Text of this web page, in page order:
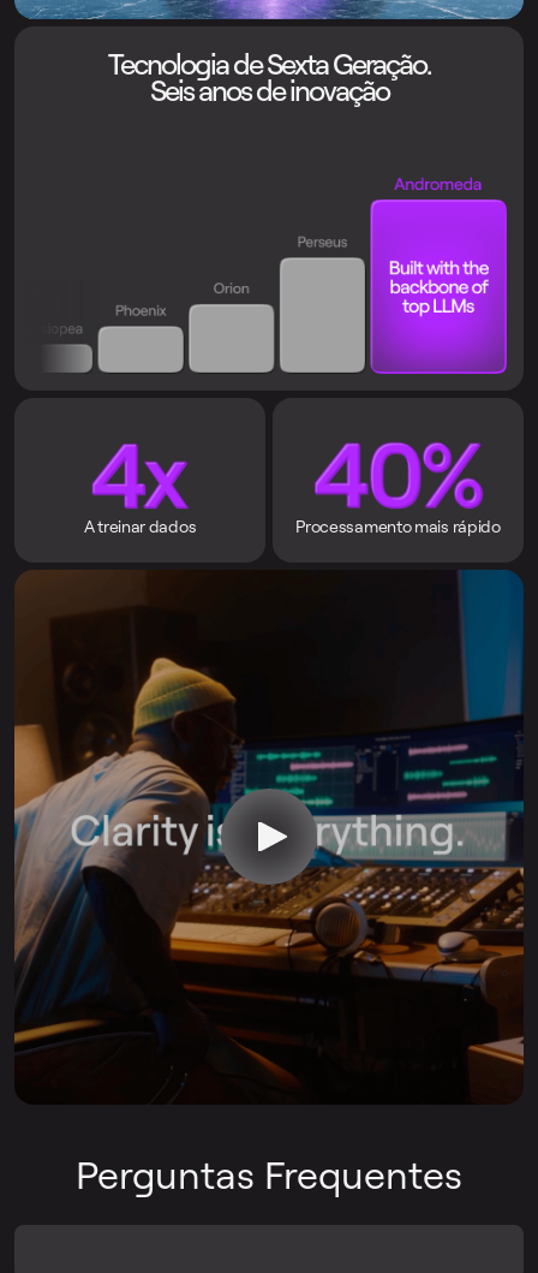
Tecnologia de Sexta Geração.
Seis anos de inovação
A treinar dados Processamento mais rápido
Perguntas Frequentes